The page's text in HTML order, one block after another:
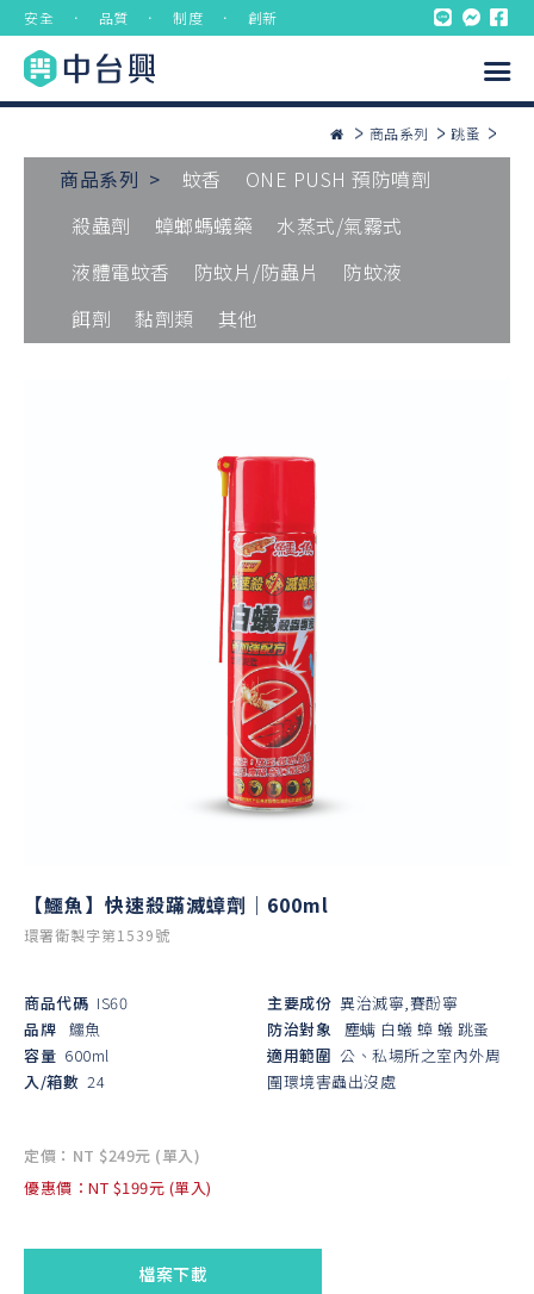
安全 ． 品質 ． 制度 ． 創新
商品系列 跳蚤
商品系列 > 蚊香
ONE PUSH 預防噴劑
殺蟲劑
蟑螂螞蟻藥
水蒸式/氣霧式
液體電蚊香
防蚊片/防蟲片
防蚊液
餌劑
黏劑類 其他
【鱷魚】快速殺蹣滅蟑劑｜600ml
環署衛製字第1539號
商品代碼 IS60
品牌 鱷魚
容量 600ml
入/箱數 24
主要成份 異治滅寧,賽酚寧
防治對象
塵螨 白蟻 蟑 蟻 跳蚤
適用範圍 公、私場所之室內外周
圍環境害蟲出沒處
定價：NT $249元 (單入)
優惠價：NT $199元 (單入)
檔案下載